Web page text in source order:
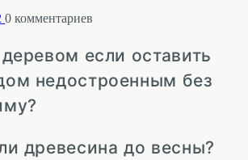
0 комментариев
если оставить
недостроенным без
древесина до весны?